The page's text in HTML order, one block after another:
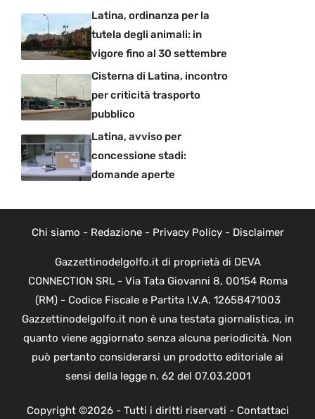
Latina, ordinanza per la
tutela degli animali: in
vigore fino al 30 settembre
Cisterna di Latina, incontro
per criticità trasporto
pubblico
Latina, avviso per
concessione stadi:
domande aperte
Chi siamo - Redazione- Privacy Policy- Disclaimer
Gazzettinodelgolfo.it di proprietà di DEVA
CONNECTION SRL - Via Tata Giovanni 8, 00154 Roma
(RM) - Codice Fiscale e Partita I.V.A. 12658471003
Gazzettinodelgolfo.it non è una testata giornalistica, in
quanto viene aggiornato senza alcuna periodicità. Non
può pertanto considerarsi un prodotto editoriale ai
sensi della legge n. 62 del 07.03.2001
Copyright ©2026 - Tutti i diritti riservati - Contattaci